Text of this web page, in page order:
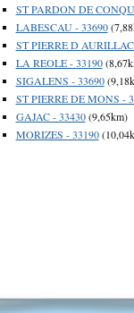
ST PARDON DE
LABESCAU - 33690
ST PIERRE D
LA REOLE - 33190
SIGALENS - 33690
ST PIERRE DE MONS -
GAJAC - 33430(9,65km)
MORIZES - 33190